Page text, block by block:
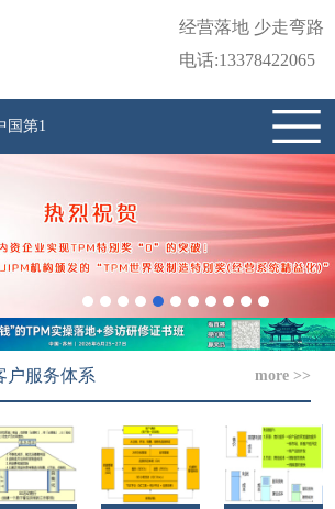
经营落地 少走弯路
电话:13378422065
国第1
户服务体系 more >>